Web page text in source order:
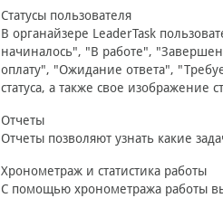
Статусы пользователя
В органайзере LeaderTask
начиналось", "В работе",
оплату", "Ожидание ответа",
статуса, а также свое изображение
Отчеты
Отчеты позволяют узнать какие
Хронометраж и статистика работы
С помощью хронометража работы